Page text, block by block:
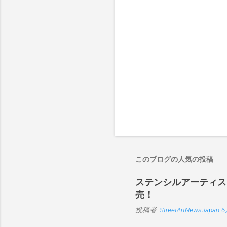
このブログの人気の投稿
ステンシルアーティ
売！
投稿者: StreetArtNewsJapan 6